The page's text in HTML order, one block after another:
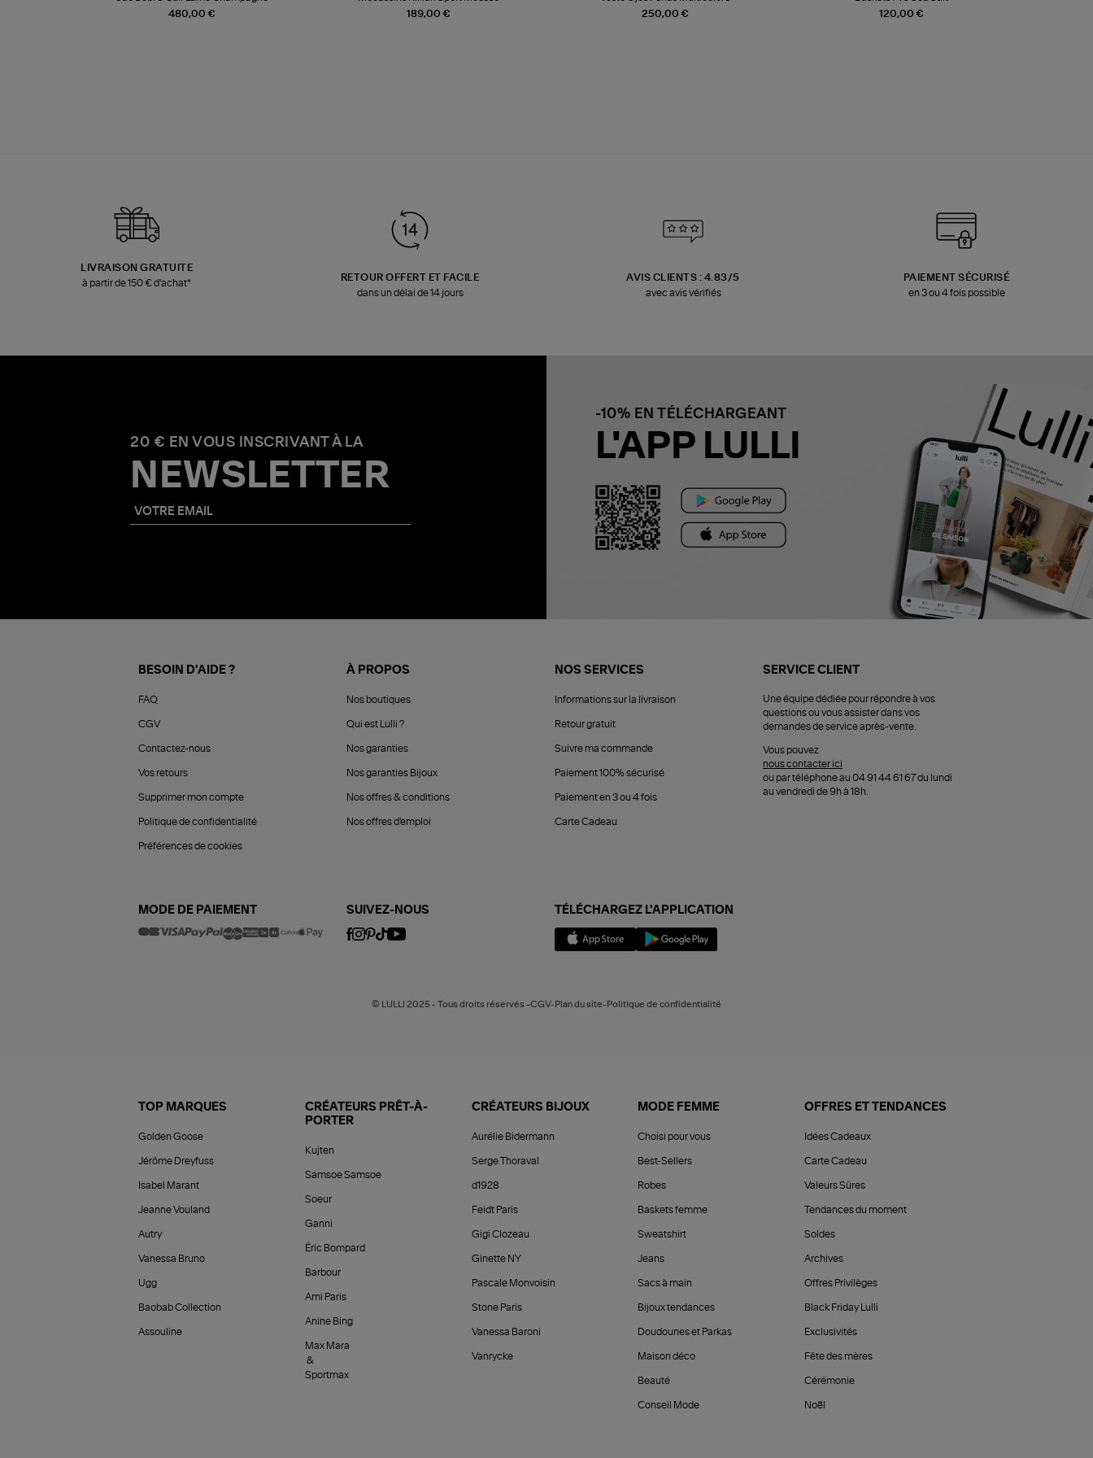
480,00 €
189,00 € 250,00 €
120,00 €
LIVRAISON GRATUITE
à partir de 150 € d'achat*
RETOUR OFFERT ET FACILE
dans un délai de 14 jours
AVIS CLIENTS : 4.83/5
avec avis vérifiés
PAIEMENT SÉCURISÉ
en 3 ou 4 fois possible
20 € EN VOUS INSCRIVANT À LA
NEWSLETTER
-10% EN TÉLÉCHARGEANT
L'APP LULLI
BESOIN D'AIDE ?
FAQ
CGV
Contactez-nous
Vos retours
Supprimer mon compte
Politique de confidentialité
Préférences de cookies
À PROPOS
Nos boutiques
Qui est Lulli ?
Nos garanties
Nos garanties Bijoux
Nos offres & conditions
Nos offres d'emploi
NOS SERVICES
Informations sur la livraison
Retour gratuit
Suivre ma commande
Paiement 100% sécurisé
Paiement en 3 ou 4 fois
Carte Cadeau
SERVICE CLIENT
Une équipe dédiée pour répondre à vos
questions ou vous assister dans vos
demandes de service après-vente.
Vous pouvez
nous contacter ici
ou par téléphone au 04 91 44 61 67 du lundi
au vendredi de 9h à 18h.
MODE DE PAIEMENT SUIVEZ-NOUS TÉLÉCHARGEZ L'APPLICATION
© LULLI 2025 - Tous droits réservés -CGV-Plan du site-Politique de confidentialité
TOP MARQUES
Golden Goose
Jérôme Dreyfuss
Isabel Marant
Jeanne Vouland
Autry
Vanessa Bruno
Ugg
Baobab Collection
Assouline
CRÉATEURS PRÊT-À-
PORTER
Kujten
Samsoe Samsoe
Soeur
Ganni
Éric Bompard
Barbour
Ami Paris
Anine Bing
Max Mara
&
Sportmax
CRÉATEURS BIJOUX
Aurélie Bidermann
Serge Thoraval
d1928
Feidt Paris
Gigi Clozeau
Ginette NY
Pascale Monvoisin
Stone Paris
Vanessa Baroni
Vanrycke
MODE FEMME
Choisi pour vous
Best-Sellers
Robes
Baskets femme
Sweatshirt
Jeans
Sacs à main
Bijoux tendances
Doudounes et Parkas
Maison déco
Beauté
Conseil Mode
OFFRES ET TENDANCES
Idées Cadeaux
Carte Cadeau
Valeurs Sûres
Tendances du moment
Soldes
Archives
Offres Privilèges
Black Friday Lulli
Exclusivités
Fête des mères
Cérémonie
Noël